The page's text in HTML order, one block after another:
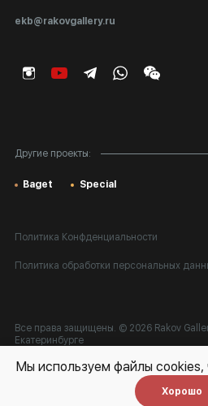
ekb@rakovgallery.ru
Другие проекты:
Baget Special
Подарочные сертификаты
Политика Конфденциальности
Политика обработки персональных
Все права защищены. © 2026 Rakov
Екатеринбурге
Мы используем файлы
Хорошо